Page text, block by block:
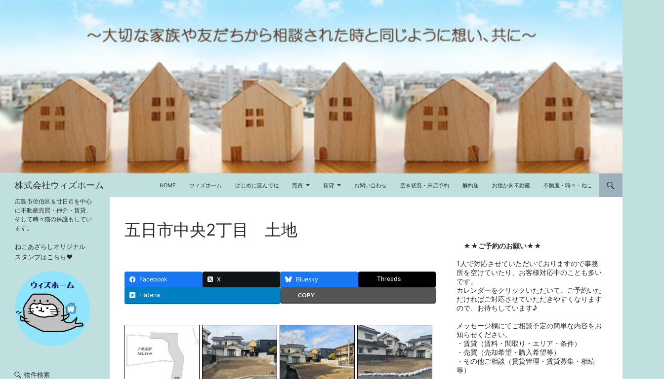
ス
キ
ッ
プ
株式会社ウィズホーム HOME ウィズホーム はじめに読んでね 売買 賃貸 お問い合わせ 空き状況・来店予約 解約届 お絵かき不動産 不動産・時々・ねこ
五日市中央2丁目 土地
Facebook X Bluesky Threads
Hatena COPY
★★ご予約のお願い★★
1人で対応させていただいておりますので事務
所を空けていたり、お客様対応中のことも多い
です。
カレンダーをクリックいただいて、ご予約いた
だければご対応させていただきやすくなります
ので、お待ちしています♪
メッセージ欄にてご相談予定の簡単な内容をお
知らせください。
・賃貸（賃料・間取り・エリア・条件）
・売買（売却希望・購入希望等）
・その他ご相談（賃貸管理・賃貸募集・相続
等）
広島市佐伯区＆廿日市を中心
に不動産売買・仲介・賃貸、
そして時々猫の保護もしてい
ます。
ねこあざらしオリジナル
スタンプはこちら♥
物件検索